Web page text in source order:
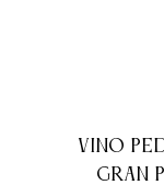
VINO
GRAN